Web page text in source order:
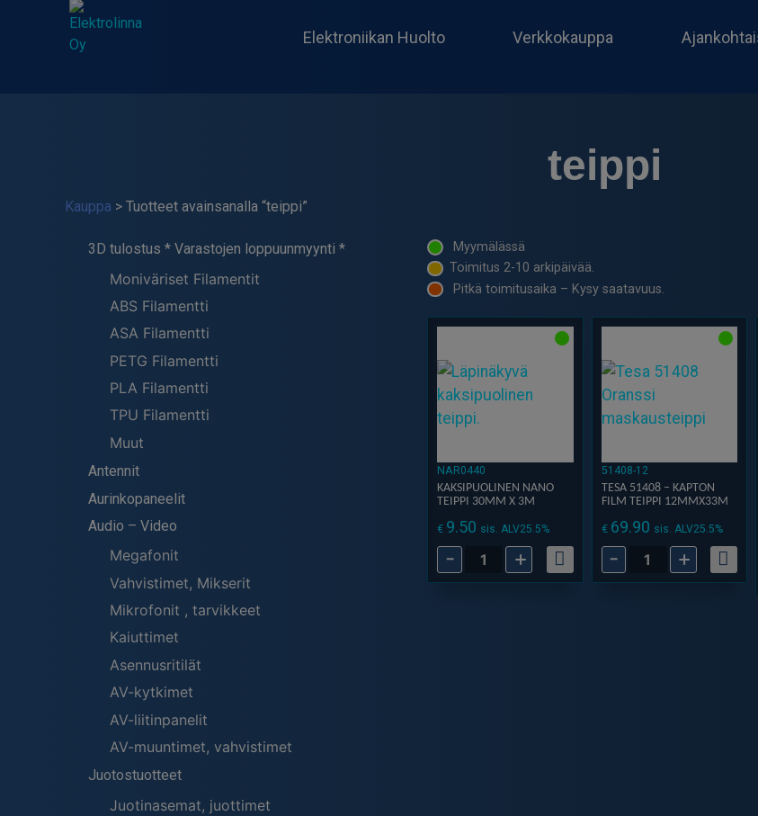
Elektroniikan Huolto Verkkokauppa
teippi
Kauppa > Tuotteet avainsanalla “teippi”
3D tulostus * Varastojen loppuunmyynti *
Moniväriset Filamentit
ABS Filamentti
ASA Filamentti
PETG Filamentti
PLA Filamentti
TPU Filamentti
Muut
Antennit
Aurinkopaneelit
Audio – Video
Megafonit
Vahvistimet, Mikserit
Mikrofonit , tarvikkeet
Kaiuttimet
Asennusritilät
AV-kytkimet
AV-liitinpanelit
AV-muuntimet, vahvistimet
Juotostuotteet
Juotinasemat, juottimet
Myymälässä
Toimitus 2-10 arkipäivää.
Pitkä toimitusaika – Kysy saatavuus.
NAR0440
KAKSIPUOLINEN NANO
TEIPPI 30MM X 3M
€ 9.50 sis. ALV25.5%
-
Kaksipuolinen
Nano
+
51408-12
TESA 51408 – KAPTON
FILM TEIPPI 12MMX33M
€ 69.90 sis. ALV25.5%
-
Tesa
51408
+